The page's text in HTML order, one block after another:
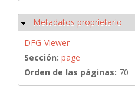
Ocultar
Metadatos proprietario
DFG-Viewer
Sección: page
Orden de las páginas: 70